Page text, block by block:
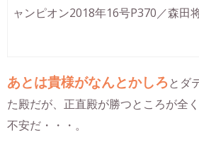
ャンピオン2018年16号P370／森田
あとは貴様がなんとかしろ とダ
た殿だが、正直殿が勝つところが全
不安だ・・・。